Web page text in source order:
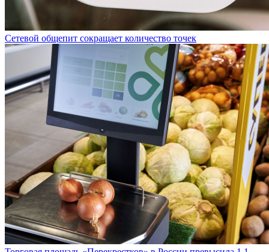
Сетевой общепит сокращает количество точек
Торговая площадь «Перекрестков» в России превысила 1,1